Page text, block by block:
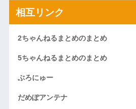
相互リンク
2ちゃんねるまとめのまとめ
5ちゃんねるまとめのまとめ
ぶろにゅー
だめぽアンテナ